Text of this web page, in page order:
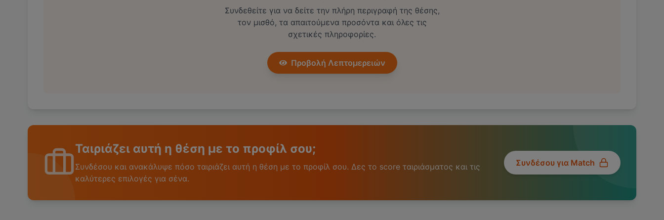
Συνδεθείτε για να δείτε την πλήρη περιγραφή της θέσης,
τον μισθό, τα απαιτούμενα προσόντα και όλες τις
σχετικές πληροφορίες.
Προβολή Λεπτομερειών
Ταιριάζει αυτή η θέση με το προφίλ σου;
Συνδέσου και ανακάλυψε πόσο ταιριάζει αυτή η θέση με το προφίλ σου. Δες το score ταιριάσματος και τις
καλύτερες επιλογές για σένα.
Συνδέσου για Match